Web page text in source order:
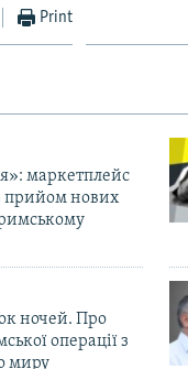
Print
маркетплейс
прийом нових
ночей. Про
операції з
миру